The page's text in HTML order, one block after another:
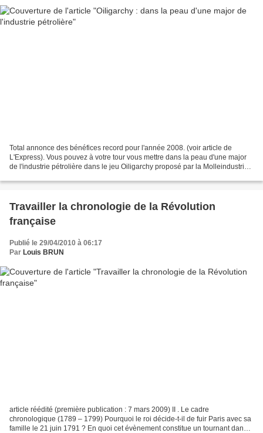
Total annonce des bénéfices record pour l'année 2008. (voir article de
L'Express). Vous pouvez à votre tour vous mettre dans la peau d'une major
de l'industrie pétrolière dans le jeu Oiligarchy proposé par la Molleindustria.
Travailler la chronologie de la Révolution
française
Publié le 29/04/2010 à 06:17
Par Louis BRUN
article réédité (première publication : 7 mars 2009) II . Le cadre
chronologique (1789 – 1799) Pourquoi le roi décide-t-il de fuir Paris avec sa
famille le 21 juin 1791 ? En quoi cet évènement constitue un tournant dans